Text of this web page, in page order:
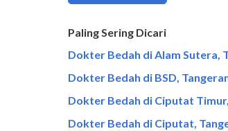
Paling Sering Dicari
Dokter Bedah di Alam Sutera,
Dokter Bedah di BSD,
Dokter Bedah di Ciputat
Dokter Bedah di Ciputat,